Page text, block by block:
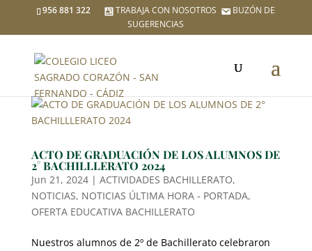
956 881 322 TRABAJA CON NOSOTROS
BUZÓN DE
SUGERENCIAS
ACTO DE GRADUACIÓN DE LOS ALUMNOS DE
2° BACHILLLERATO 2024
Jun 21, 2024| ACTIVIDADES BACHILLERATO,
NOTICIAS, NOTICIAS ÚLTIMA HORA - PORTADA,
OFERTA EDUCATIVA BACHILLERATO
Nuestros alumnos de 2º de Bachillerato celebraron